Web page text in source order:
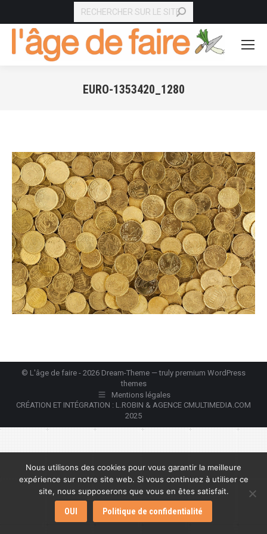
RECHERCHE
EURO-1353420_1280
© L'âge de faire - 2026 Dream-Theme — truly premium WordPress
themes
Mentions légales
CRÉATION ET INTÉGRATION : L.ROBIN & AGENCE CMULTIMEDIA.COM
2025
Nous utilisons des cookies pour vous garantir la meilleure
expérience sur notre site web. Si vous continuez à utiliser ce
site, nous supposerons que vous en êtes satisfait.
OUI Politique de confidentialité